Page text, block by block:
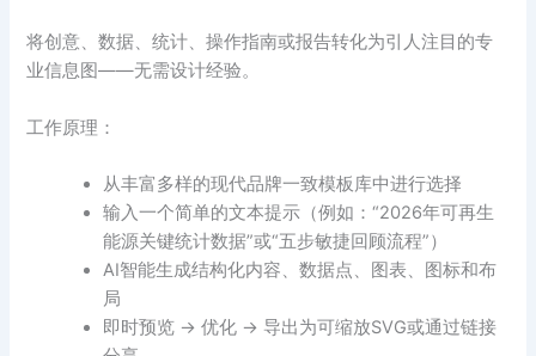
将创意、数据、统计、操作指南或报告转化为引人注目的专
业信息图——无需设计经验。
工作原理：
从丰富多样的现代品牌一致模板库中进行选择
输入一个简单的文本提示（例如：“2026年可再生
能源关键统计数据”或“五步敏捷回顾流程”）
AI智能生成结构化内容、数据点、图表、图标和布
局
即时预览 → 优化 → 导出为可缩放SVG或通过链接